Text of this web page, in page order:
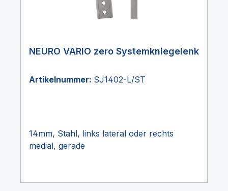
NEURO VARIO zero Systemkniegelenk
Artikelnummer: SJ1402-L/ST
14mm, Stahl, links lateral oder rechts
medial, gerade